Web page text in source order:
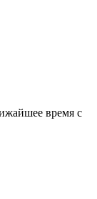
время с